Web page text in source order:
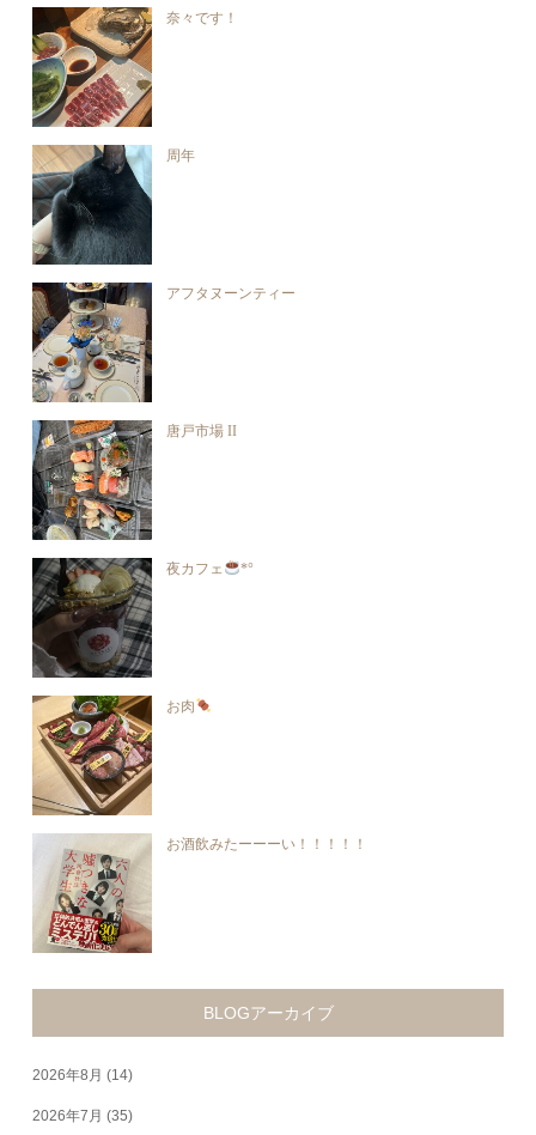
奈々です！
周年
アフタヌーンティー
唐戸市場 II
夜カフェ *°
お肉
お酒飲みたーーーい！！！！！
BLOGアーカイブ
2026年8月 (14)
2026年7月 (35)